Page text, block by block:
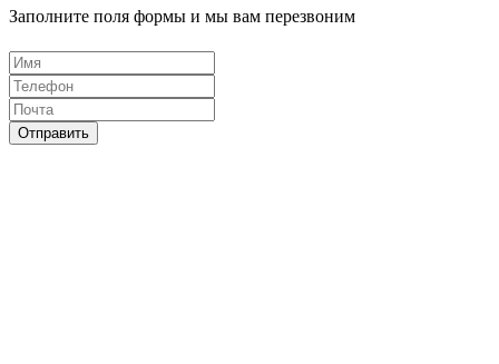
Заполните поля формы и мы вам перезвоним
Отправить